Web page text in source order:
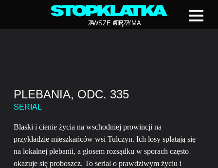
ZAWSZE CIĘ Z
ATRZYMA
PLEBANIA, ODC. 335
SERIAL
Blaski i cienie życia na wschodniej prowincji na
przykładzie mieszkańców wsi Tulczyn. Ich losy splatają się
na lokalnej plebanii, a głosem rozsądku w sporach często
okazuje się proboszcz. To serial o prawdziwym życiu i